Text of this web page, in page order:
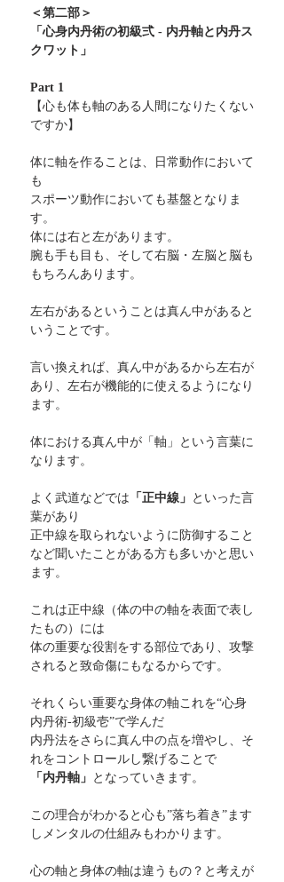
＜第二部＞
「心身内丹術の初級弍 - 内丹軸と内丹ス
クワット」
Part 1
【心も体も軸のある人間になりたくない
ですか】
体に軸を作ることは、日常動作において
も
スポーツ動作においても基盤となりま
す。
体には右と左があります。
腕も手も目も、そして右脳・左脳と脳も
もちろんあります。
左右があるということは真ん中があると
いうことです。
言い換えれば、真ん中があるから左右が
あり、左右が機能的に使えるようになり
ます。
体における真ん中が「軸」という言葉に
なります。
よく武道などでは 「正中線」 といった言
葉があり
正中線を取られないように防御すること
など聞いたことがある方も多いかと思い
ます。
これは正中線（体の中の軸を表面で表し
たもの）には
体の重要な役割をする部位であり、攻撃
されると致命傷にもなるからです。
それくらい重要な身体の軸これを“心身
内丹術-初級壱”で学んだ
内丹法をさらに真ん中の点を増やし、そ
れをコントロールし繋げることで
「内丹軸」 となっていきます。
この理合がわかると心も”落ち着き”ます
しメンタルの仕組みもわかります。
心の軸と身体の軸は違うもの？と考えが